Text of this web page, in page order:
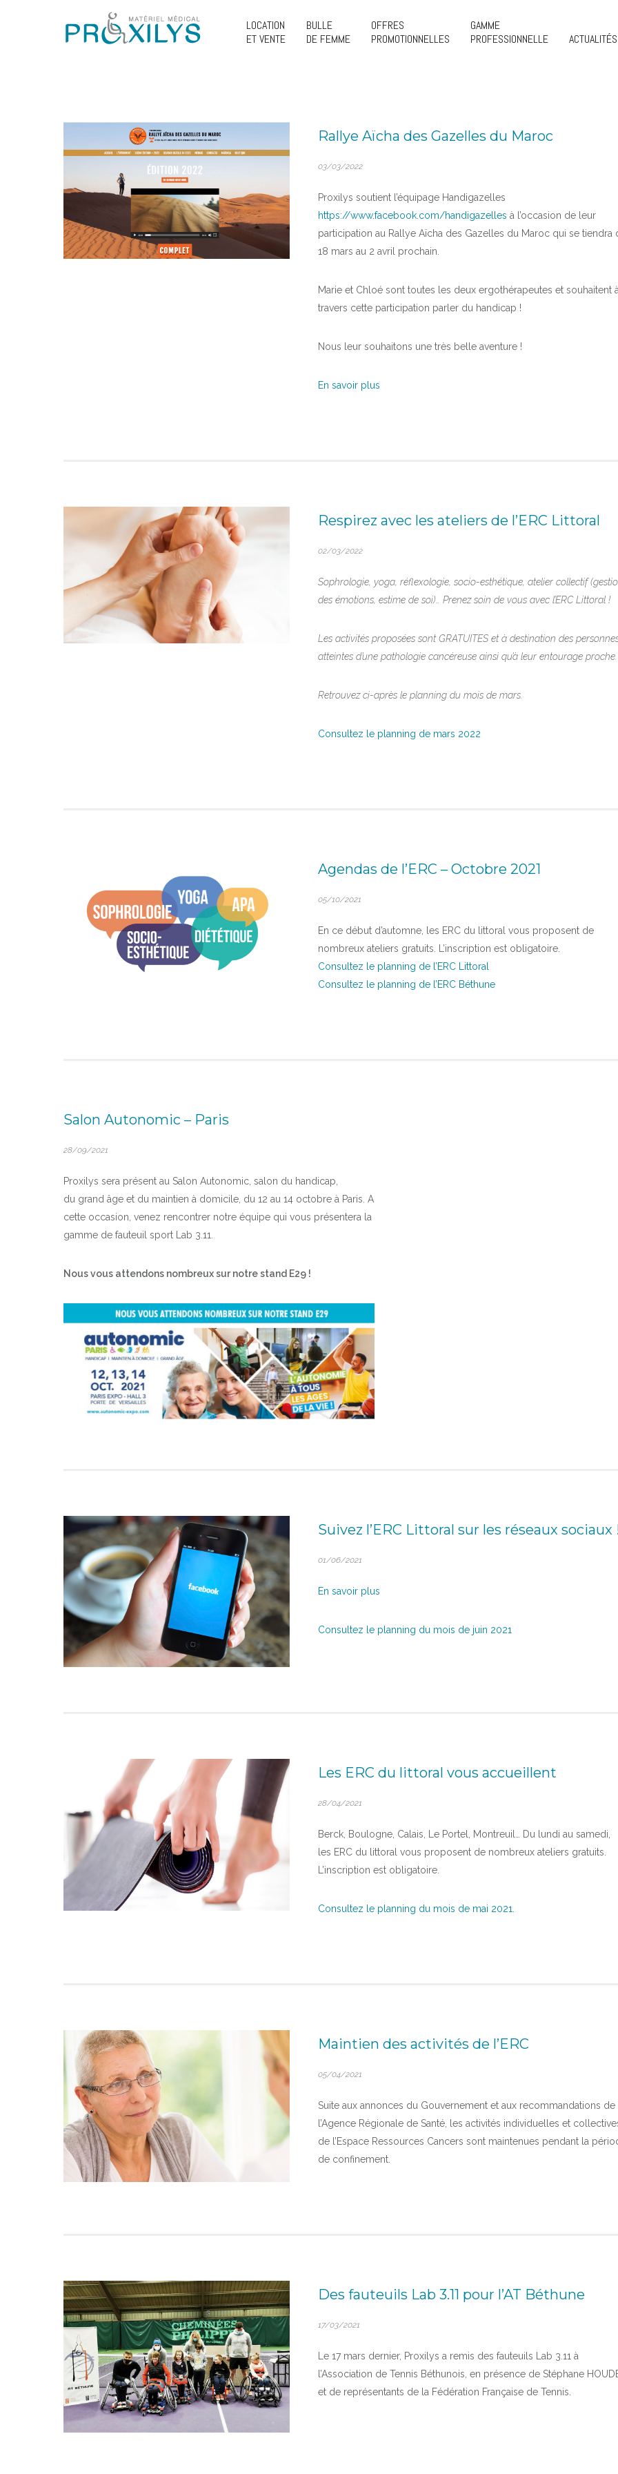
LOCATION
ET VENTE
BULLE
DE FEMME
OFFRES
PROMOTIONNELLES
GAMME
PROFESSIONNELLE
ACTUALITÉS
Rallye Aïcha des Gazelles du Maroc
03/03/2022
Proxilys soutient l’équipage Handigazelles
https://www.facebook.com/handigazelles à l’occasion de leur
participation au Rallye Aïcha des Gazelles du Maroc qui se tiendra
18 mars au 2 avril prochain.
Marie et Chloé sont toutes les deux ergothérapeutes et souhaitent
travers cette participation parler du handicap !
Nous leur souhaitons une très belle aventure !
En savoir plus
Respirez avec les ateliers de l’ERC Littoral
02/03/2022
Sophrologie, yoga, réflexologie, socio-esthétique, atelier collectif
des émotions, estime de soi)… Prenez soin de vous avec l’ERC Littoral !
Les activités proposées sont GRATUITES et à destination des
atteintes d’une pathologie cancéreuse ainsi qu’à leur entourage proche.
Retrouvez ci-après le planning du mois de mars.
Consultez le planning de mars 2022
Agendas de l’ERC – Octobre 2021
05/10/2021
En ce début d’automne, les ERC du littoral vous proposent de
nombreux ateliers gratuits. L’inscription est obligatoire.
Consultez le planning de l’ERC Littoral
Consultez le planning de l’ERC Béthune
Salon Autonomic – Paris
28/09/2021
Proxilys sera présent au Salon Autonomic, salon du handicap,
du grand âge et du maintien à domicile, du 12 au 14 octobre à Paris. A
cette occasion, venez rencontrer notre équipe qui vous présentera la
gamme de fauteuil sport Lab 3.11.
Nous vous attendons nombreux sur notre stand E29 !
Suivez l’ERC Littoral sur les réseaux sociaux
01/06/2021
En savoir plus
Consultez le planning du mois de juin 2021
Les ERC du littoral vous accueillent
28/04/2021
Berck, Boulogne, Calais, Le Portel, Montreuil… Du lundi au samedi,
les ERC du littoral vous proposent de nombreux ateliers gratuits.
L’inscription est obligatoire.
Consultez le planning du mois de mai 2021.
Maintien des activités de l’ERC
05/04/2021
Suite aux annonces du Gouvernement et aux recommandations de
l’Agence Régionale de Santé, les activités individuelles et
de l’Espace Ressources Cancers sont maintenues pendant la
de confinement.
Des fauteuils Lab 3.11 pour l’AT Béthune
17/03/2021
Le 17 mars dernier, Proxilys a remis des fauteuils Lab 3.11 à
l’Association de Tennis Béthunois, en présence de Stéphane
et de représentants de la Fédération Française de Tennis.